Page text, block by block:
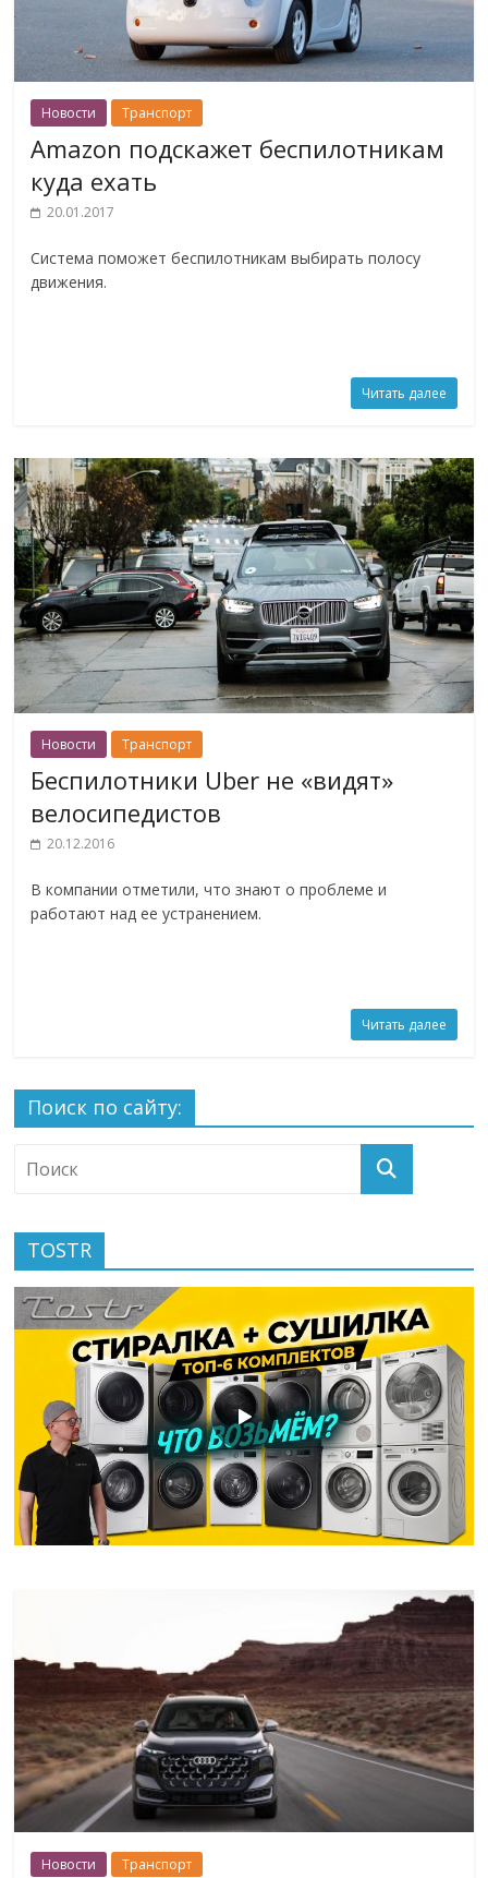
Новости Транспорт
Amazon подскажет беспилотникам
куда ехать
20.01.2017
Система поможет беспилотникам выбирать полосу
движения.
Читать далее
Новости Транспорт
Беспилотники Uber не «видят»
велосипедистов
20.12.2016
В компании отметили, что знают о проблеме и
работают над ее устранением.
Читать далее
Поиск по сайту:
TOSTR
Новости Транспорт